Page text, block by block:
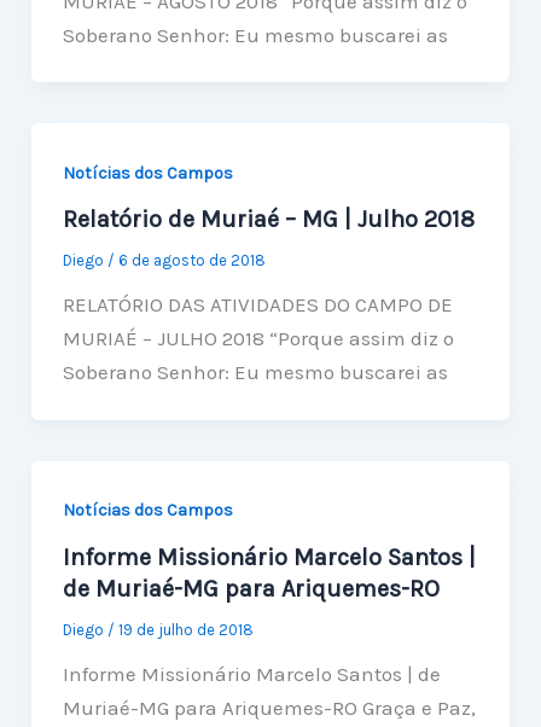
Soberano Senhor: Eu mesmo buscarei as
Notícias dos Campos
Relatório de Muriaé – MG | Julho 2018
Diego / 6 de agosto de 2018
RELATÓRIO DAS ATIVIDADES DO CAMPO DE
MURIAÉ – JULHO 2018 “Porque assim diz o
Soberano Senhor: Eu mesmo buscarei as
Notícias dos Campos
Informe Missionário Marcelo Santos |
de Muriaé-MG para Ariquemes-RO
Diego / 19 de julho de 2018
Informe Missionário Marcelo Santos | de
Muriaé-MG para Ariquemes-RO Graça e Paz,